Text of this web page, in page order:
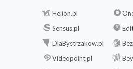
Helion.pl
Sensus.pl
DlaBystrzakow.pl
Videopoint.pl